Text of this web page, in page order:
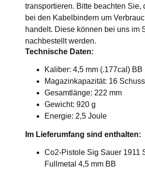
transportieren. Bitte beachten Sie,
bei den Kabelbindern um
handelt. Diese können bei uns im
nachbestellt werden.
Technische Daten:
Kaliber: 4,5 mm (.177cal) BB
Magazinkapazität: 16 Schuss
Gesamtlänge: 222 mm
Gewicht: 920 g
Energie: 2,5 Joule
Im Lieferumfang sind enthalten:
Co2-Pistole Sig Sauer 1911
Fullmetal 4,5 mm BB